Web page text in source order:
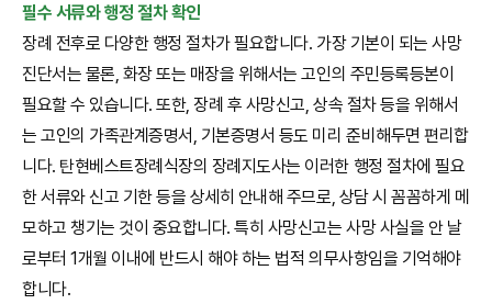
필수 서류와 행정 절차 확인
장례 전후로 다양한 행정 절차가 필요합니다. 가장 기본이 되는 사망
진단서는 물론, 화장 또는 매장을 위해서는 고인의 주민등록등본이
필요할 수 있습니다. 또한, 장례 후 사망신고, 상속 절차 등을 위해서
는 고인의 가족관계증명서, 기본증명서 등도 미리 준비해두면 편리합
니다. 탄현베스트장례식장의 장례지도사는 이러한 행정 절차에 필요
한 서류와 신고 기한 등을 상세히 안내해 주므로, 상담 시 꼼꼼하게 메
모하고 챙기는 것이 중요합니다. 특히 사망신고는 사망 사실을 안 날
로부터 1개월 이내에 반드시 해야 하는 법적 의무사항임을 기억해야
합니다.